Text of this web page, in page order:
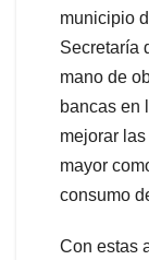
municipio
Secretaría
mano de
bancas en
mejorar
mayor
consumo
Con estas